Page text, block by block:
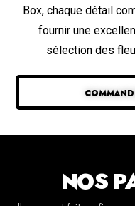
Box, chaque détail
fournir une
sélection des
NOS